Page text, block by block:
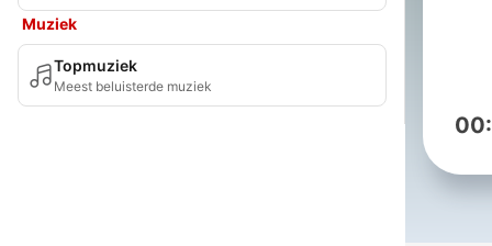
Muziek
Topmuziek
Meest beluisterde muziek